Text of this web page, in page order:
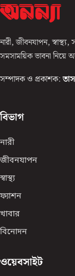
নারী, জীবনযাপন,
সমসাময়িক ভাবনা নিয়ে
সম্পাদক ও প্রকাশক:
বিভাগ
নারী
জীবনযাপন
স্বাস্থ্য
ফ্যাশন
খাবার
বিনোদন
ওয়েবসাইট